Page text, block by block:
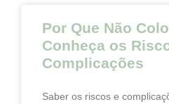
Por Que Não
Conheça os
Complicações
Saber os riscos e